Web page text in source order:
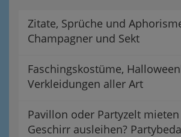
Zitate, Sprüche und
Champagner und Sekt
Faschingskostüme,
Verkleidungen aller Art
Pavillon oder Partyzelt mieten
Geschirr ausleihen?